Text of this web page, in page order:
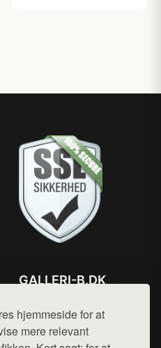
hjemmeside for at
mere relevant
GALLERI-B.DK
Mail: hej@want.dk